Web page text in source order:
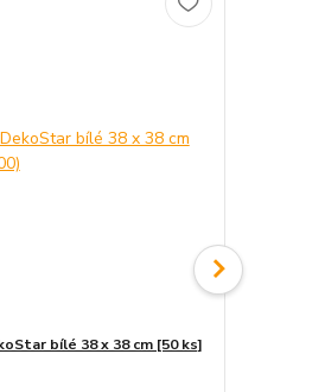
bílé 38 x 38 cm [50 ks]